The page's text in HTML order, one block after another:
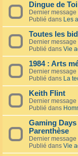
Dingue de
Dernier message
Publié dans Les
Toutes les
Dernier message
Publié dans Vie
1984 : Arts
Dernier message
Publié dans La
Keith Flint
Dernier message
Publié dans
Gaming
Parenthèse
Dernier message
Publié dans Vie